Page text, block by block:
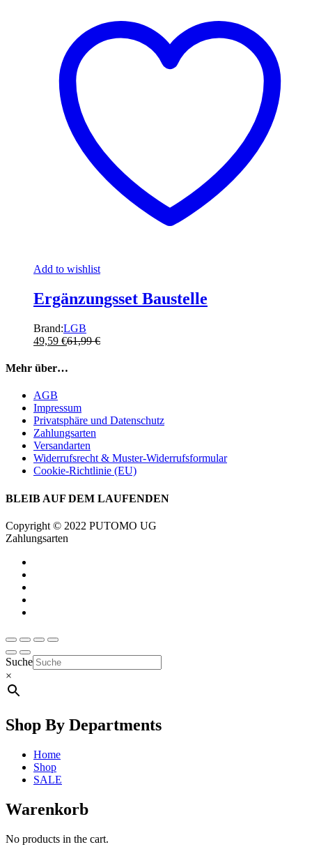
Add to wishlist
Ergänzungsset Baustelle
Brand:LGB
49,59 €61,99€
Mehr über…
AGB
Impressum
Privatsphäre und Datenschutz
Zahlungsarten
Versandarten
Widerrufsrecht & Muster-Widerrufsformular
Cookie-Richtlinie (EU)
BLEIB AUF DEM LAUFENDEN
Copyright © 2022 PUTOMO UG
Zahlungsarten
Suche
×
Shop By Departments
Home
Shop
SALE
Warenkorb
No products in the cart.